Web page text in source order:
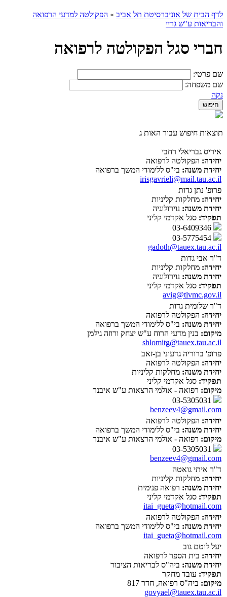
לדף הבית של אוניברסיטת תל אביב » הפקולטה למדעי הרפואה
והבריאות ע"ש גריי
חברי סגל הפקולטה לרפואה
שם פרטי:
שם משפחה:
נקה
תוצאות חיפוש עבור האות ג
איריס גבריאלי רחבי
יחידה: הפקולטה לרפואה
יחידת משנה: בי"ס ללימודי המשך ברפואה
irisgavrieli@mail.tau.ac.il
פרופ' נתן גדות
יחידה: מחלקות קליניות
יחידת משנה: נוירולוגיה
תפקיד: סגל אקדמי קליני
gadoth@tauex.tau.ac.il
ד"ר אבי גדות
יחידה: מחלקות קליניות
יחידת משנה: נוירולוגיה
תפקיד: סגל אקדמי קליני
avig@tlvmc.gov.il
ד"ר שלומית גדות
יחידה: הפקולטה לרפואה
יחידת משנה: בי"ס ללימודי המשך ברפואה
מיקום: בנין מדעי הרוח ע"ש יצחק ורוזה גילמן
shlomitg@tauex.tau.ac.il
פרופ' ברוריה גדעוני בן-זאב
יחידה: הפקולטה לרפואה
יחידת משנה: מחלקות קליניות
תפקיד: סגל אקדמי קליני
מיקום: רפואה - אולמי הרצאות ע"ש איבנר
benzeev4@gmail.com
יחידה: הפקולטה לרפואה
יחידת משנה: בי"ס ללימודי המשך ברפואה
מיקום: רפואה - אולמי הרצאות ע"ש איבנר
benzeev4@gmail.com
ד"ר איתי גואטה
יחידה: מחלקות קליניות
יחידת משנה: רפואה פנימית
תפקיד: סגל אקדמי קליני
itai_gueta@hotmail.com
יחידה: הפקולטה לרפואה
יחידת משנה: בי"ס ללימודי המשך ברפואה
itai_gueta@hotmail.com
יעל לוטם גוב
יחידה: בית הספר לרפואה
יחידת משנה: ביה"ס לבריאות הציבור
תפקיד: עובד מחקר
מיקום: ביה"ס רפואה, חדר 817
govyael@tauex.tau.ac.il